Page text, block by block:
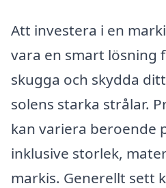
Att investera i en
vara en smart lösning
skugga och skydda
solens starka strålar.
kan variera beroende
inklusive storlek,
markis. Generellt sett